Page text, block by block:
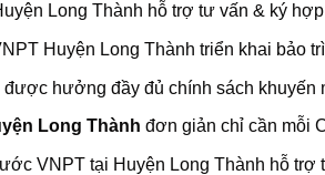
Long Thành hỗ trợ tư vấn & ký
Huyện Long Thành triển khai bảo
hưởng đầy đủ chính sách khuyến
Long Thành đơn giản chỉ cần mỗi
VNPT tại Huyện Long Thành hỗ trợ